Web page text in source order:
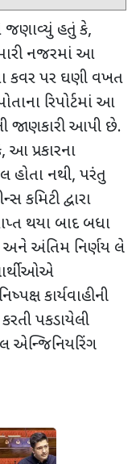
જણાવ્યું હતું કે,
નજરમાં આ
કવર પર ઘણી વખત
રિપોર્ટમાં આ
જાણકારી આપી છે.
, આ પ્રકારના
હોતા નથી, પરંતુ
કમિટી દ્વારા
થયા બાદ બધા
અને અંતિમ નિર્ણય લે
કાર્યવાહીની
પકડાયેલી
એન્જિનિયરિંગ